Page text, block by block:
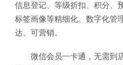
信息登记、等级折扣、积分、
标签画像等精细化、数字化管
达、可营销。
微信会员一卡通，无需到